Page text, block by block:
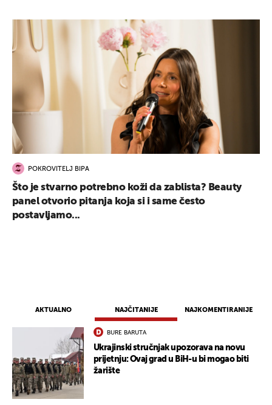
AKTUALNO NAJČITANIJE NAJKOMENTIRANIJE
BURE BARUTA
Ukrajinski stručnjak upozorava na novu
prijetnju: Ovaj grad u BiH-u bi mogao biti
žarište
POKROVITELJ BIPA
Što je stvarno potrebno koži da zablista? Beauty
panel otvorio pitanja koja si i same često
postavljamo...